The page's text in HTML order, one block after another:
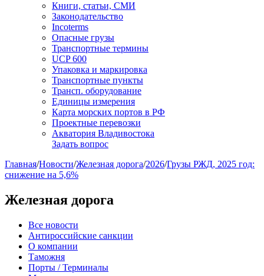
Книги, статьи, СМИ
Законодательство
Incoterms
Опасные грузы
Транспортные термины
UCP 600
Упаковка и маркировка
Транспортные пункты
Трансп. оборудование
Единицы измерения
Карта морских портов в РФ
Проектные перевозки
Акватория Владивостока
Задать вопрос
Главная/Новости/Железная дорога/2026/Грузы РЖД, 2025 год:
снижение на 5,6%
Железная дорога
Все новости
Антироссийские санкции
О компании
Таможня
Порты / Терминалы